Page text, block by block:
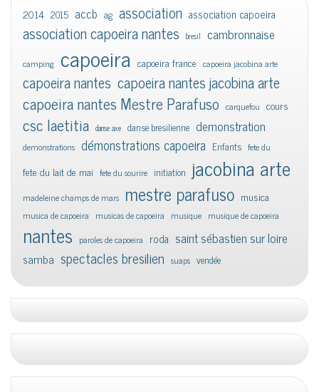
2014 2015 accb ag association association capoeira
association capoeira nantes bresil cambronnaise
camping capoeira capoeira france capoeira jacobina arte
capoeira nantes capoeira nantes jacobina arte
capoeira nantes Mestre Parafuso carquefou cours
csc laetitia danse axe danse bresilienne demonstration
demonstrations démonstrations capoeira Enfants fete du
fete du lait de mai fete du sourire initiation jacobina arte
madeleine champs de mars mestre parafuso musica
musica de capoeira musicas de capoeira musique musique de capoeira
nantes paroles de capoeira roda saint sébastien sur loire
samba spectacles bresilien suaps vendée